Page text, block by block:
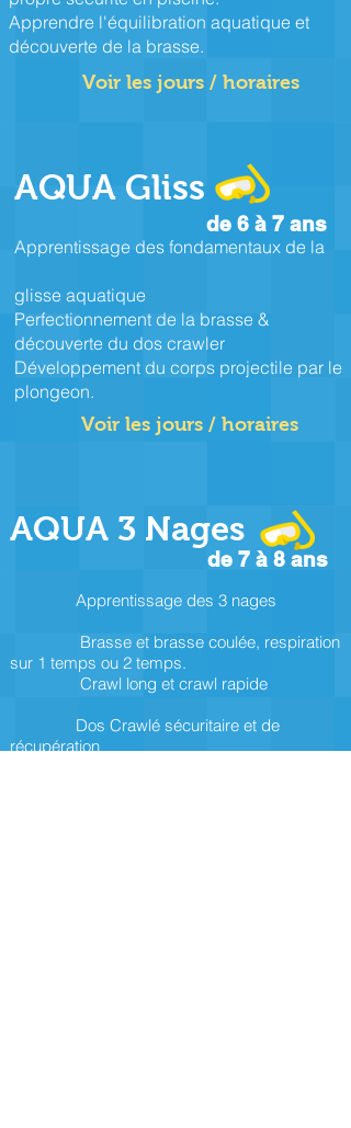
Apprendre l'équilibration aquatique et
découverte de la brasse.
Voir les jours / horaires
AQUA Gliss
Apprentissage des fondamentaux de la
glisse aquatique
Perfectionnement de la brasse &
découverte du dos crawler
Développement du corps projectile par le
plongeon.
de 6 à 7 ans
Voir les jours / horaires
AQUA 3 Nages
Apprentissage des 3 nages
Brasse et brasse coulée, respiration
sur 1 temps ou 2 temps.
Crawl long et crawl rapide
Dos Crawlé sécuritaire et de
récupération
de 7 à 8 ans